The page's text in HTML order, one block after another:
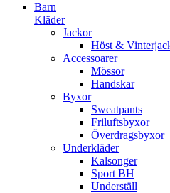
Barn
Kläder
Jackor
Höst &
Accessoarer
Mössor
Handskar
Byxor
Sweatpants
Friluftsbyxor
Överdragsbyxor
Underkläder
Kalsonger
Sport BH
Underställ